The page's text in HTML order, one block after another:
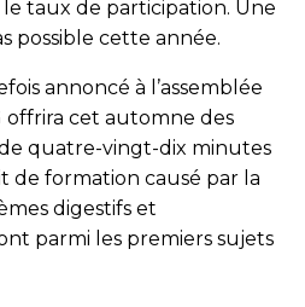
taux de participation. Une
possible cette année.
annoncé à l’assemblée
offrira cet automne des
quatre-vingt-dix minutes
de formation causé par la
digestifs et
parmi les premiers sujets